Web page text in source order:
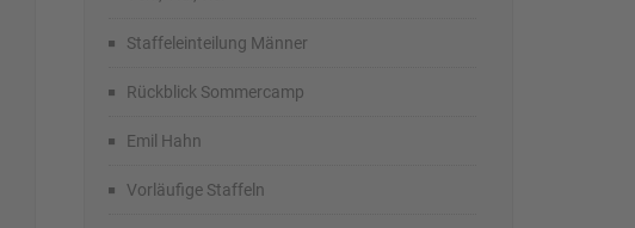
Staffeleinteilung Männer
Rückblick Sommercamp
Emil Hahn
Vorläufige Staffeln